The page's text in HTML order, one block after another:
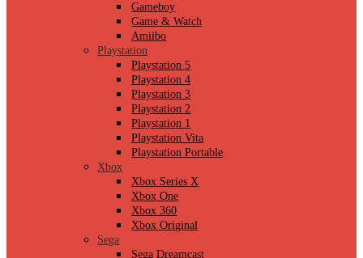
Gameboy
Game & Watch
Amiibo
Playstation
Playstation 5
Playstation 4
Playstation 3
Playstation 2
Playstation 1
Playstation Vita
Playstation Portable
Xbox
Xbox Series X
Xbox One
Xbox 360
Xbox Original
Sega
Sega Dreamcast